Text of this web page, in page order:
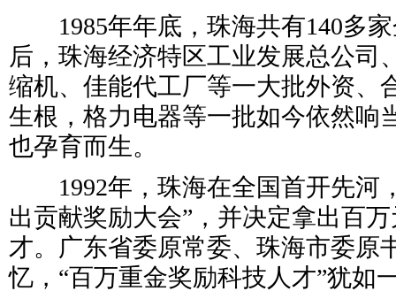
1985年年底，珠海共有140多家
后，珠海经济特区工业发展总公司
缩机、佳能代工厂等一大批外资、
生根，格力电器等一批如今依然响
也孕育而生。
1992年，珠海在全国首开先河
出贡献奖励大会”，并决定拿出百
才。广东省委原常委、珠海市委原
忆，“百万重金奖励科技人才”犹如